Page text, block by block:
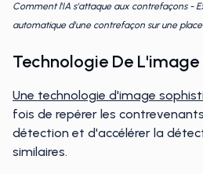
Comment l'IA s'attaque aux contrefaçons -
automatique d'une contrefaçon sur une
Technologie De L'image
Une technologie d'image
fois de repérer les
détection et d'accélérer la
similaires.